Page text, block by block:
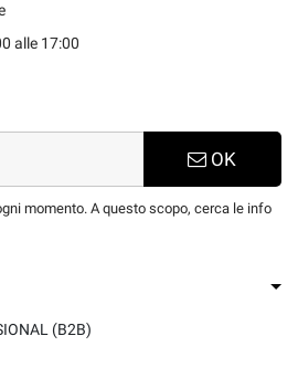
alle 17:00
OK
momento. A questo scopo, cerca le info
(B2B)